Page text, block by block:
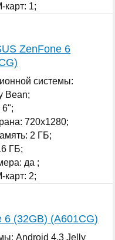
карт: 1;
ZenFone 6
системы:
Bean;
6";
720x1280;
2 ГБ;
ГБ;
да ;
карт: 2;
(32GB) (A601CG)
Android 4.3 Jelly